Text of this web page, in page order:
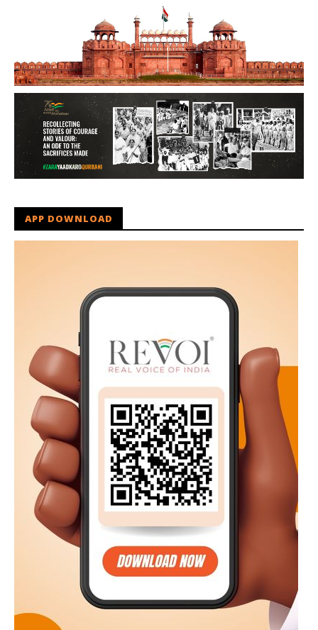
APP DOWNLOAD